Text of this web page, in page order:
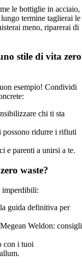
le bottiglie in acciaio,
termine taglierai le
meno, riparerai di
stile di vita zero
esempio! Condividi
chi ti sta
possono ridurre i rifiuti
e parenti a unirsi a te.
waste?
imperdibili:
guida definitiva per
Weldon: consigli
con i tuoi